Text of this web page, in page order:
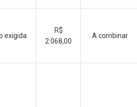
exigida
R$
2.068,00
A combinar